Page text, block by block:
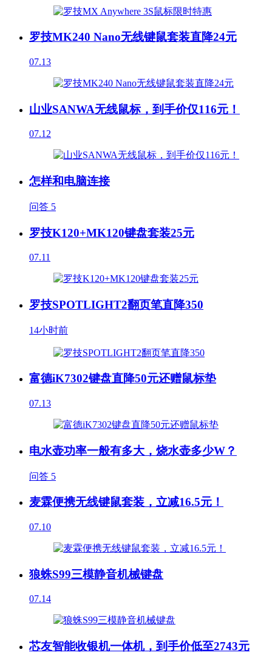
罗技MK240 Nano无线键鼠套装直降24元
07.13
山业SANWA无线鼠标，到手价仅116元！
07.12
怎样和电脑连接
问答 5
罗技K120+MK120键盘套装25元
07.11
罗技SPOTLIGHT2翻页笔直降350
14小时前
富德iK7302键盘直降50元还赠鼠标垫
07.13
电水壶功率一般有多大，烧水壶多少W？
问答 5
麦霖便携无线键鼠套装，立减16.5元！
07.10
狼蛛S99三模静音机械键盘
07.14
芯友智能收银机一体机，到手价低至2743元